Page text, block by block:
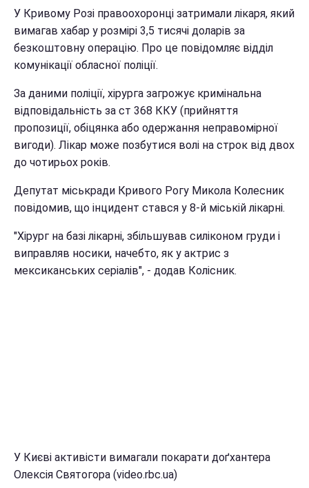
У Кривому Розі правоохоронці затримали лікаря, який
вимагав хабар у розмірі 3,5 тисячі доларів за
безкоштовну операцію. Про це повідомляє відділ
комунікації обласної поліції.
За даними поліції, хірурга загрожує кримінальна
відповідальність за ст 368 ККУ (прийняття
пропозиції, обіцянка або одержання неправомірної
вигоди). Лікар може позбутися волі на строк від двох
до чотирьох років.
Депутат міськради Кривого Рогу Микола Колесник
повідомив, що інцидент стався у 8-й міській лікарні.
"Хірург на базі лікарні, збільшував силіконом груди і
виправляв носики, начебто, як у актрис з
мексиканських серіалів", - додав Колісник.
У Києві активісти вимагали покарати доґхантера
Олексія Святогора (video.rbc.ua)